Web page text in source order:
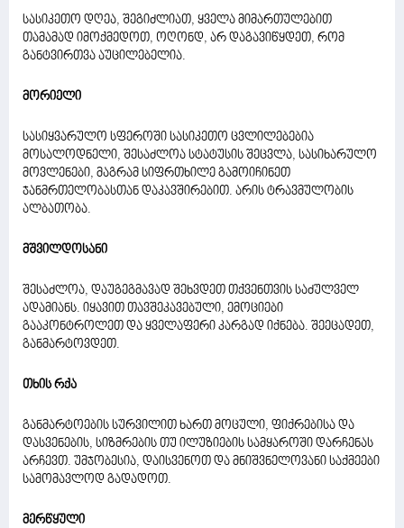
სასიკეთო დღეა, შეგიძლიათ, ყველა მიმართულებით
თამამად იმოქმედოთ, ოღონდ, არ დაგავიწყდეთ, რომ
განტვირთვა აუცილებელია.
მორიელი
სასიყვარულო სფეროში სასიკეთო ცვლილებებია
მოსალოდნელი, შესაძლოა სტატუსის შეცვლა, სასიხარულო
მოვლენები, მაგრამ სიფრთხილე გამოიჩინეთ
ჯანმრთელობასთან დაკავშირებით. არის ტრავმულობის
ალბათობა.
მშვილდოსანი
შესაძლოა, დაუგეგმავად შეხვდეთ თქვენთვის საძულველ
ადამიანს. იყავით თავშეკავებული, ემოციები
გააკონტროლეთ და ყველაფერი კარგად იქნება. შეეცადეთ,
განმარტოვდეთ.
თხის რქა
განმარტოების სურვილით ხართ მოცული, ფიქრებისა და
დასვენების, სიზმრების თუ ილუზიების სამყაროში დარჩენას
არჩევთ. უმჯობესია, დაისვენოთ და მნიშვნელოვანი საქმეები
სამომავლოდ გადადოთ.
მერწყული